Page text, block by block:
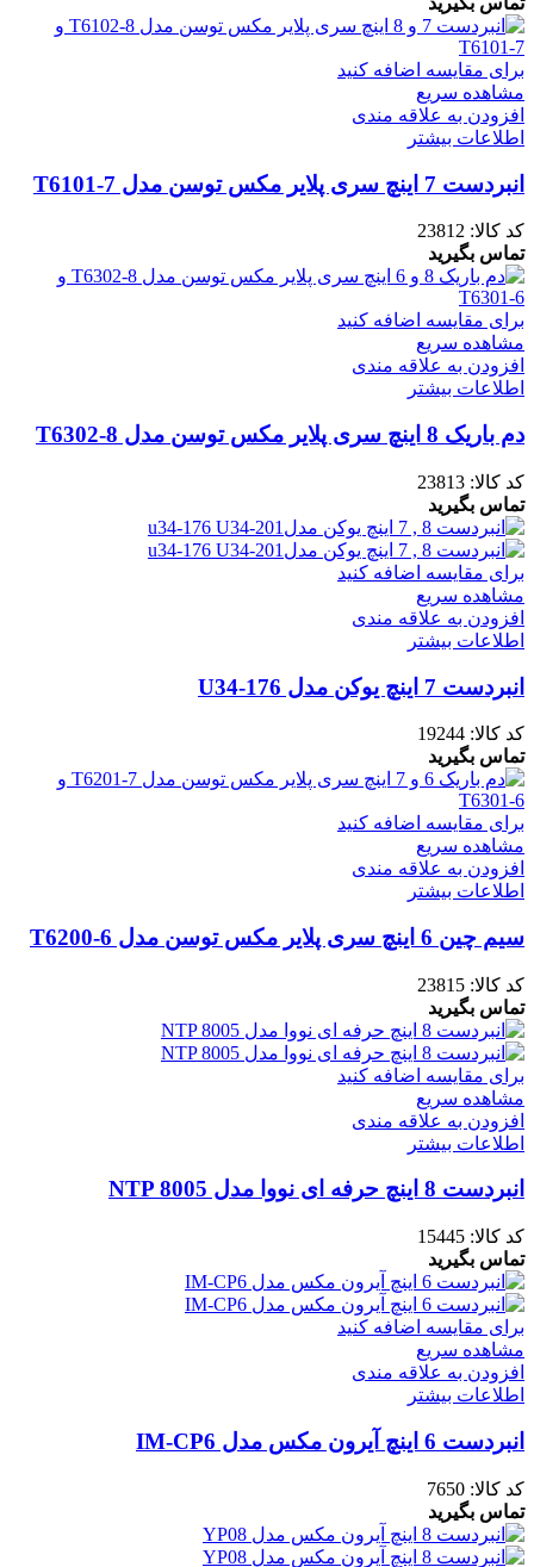
برای مقایسه اضافه کنید
مشاهده سریع
افزودن به علاقه مندی
اطلاعات بیشتر
انبردست 7 اینچ سری پلایر مکس توسن مدل T6101-7
کد کالا: 23812
تماس بگیرید
برای مقایسه اضافه کنید
مشاهده سریع
افزودن به علاقه مندی
اطلاعات بیشتر
دم باریک 8 اینچ سری پلایر مکس توسن مدل T6302-8
کد کالا: 23813
تماس بگیرید
برای مقایسه اضافه کنید
مشاهده سریع
افزودن به علاقه مندی
اطلاعات بیشتر
انبردست 7 اینچ یوکن مدل U34-176
کد کالا: 19244
تماس بگیرید
برای مقایسه اضافه کنید
مشاهده سریع
افزودن به علاقه مندی
اطلاعات بیشتر
سیم چین 6 اینچ سری پلایر مکس توسن مدل T6200-6
کد کالا: 23815
تماس بگیرید
برای مقایسه اضافه کنید
مشاهده سریع
افزودن به علاقه مندی
اطلاعات بیشتر
انبردست 8 اینچ حرفه ای نووا مدل NTP 8005
کد کالا: 15445
تماس بگیرید
برای مقایسه اضافه کنید
مشاهده سریع
افزودن به علاقه مندی
اطلاعات بیشتر
انبردست 6 اینچ آیرون مکس مدل IM-CP6
کد کالا: 7650
تماس بگیرید